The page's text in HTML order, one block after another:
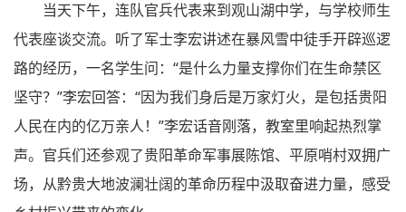
当天下午，连队官兵代表来到观山湖中学，与学校师生
代表座谈交流。听了军士李宏讲述在暴风雪中徒手开辟巡逻
路的经历，一名学生问：“是什么力量支撑你们在生命禁区
坚守？”李宏回答：“因为我们身后是万家灯火，是包括贵阳
人民在内的亿万亲人！”李宏话音刚落，教室里响起热烈掌
声。官兵们还参观了贵阳革命军事展陈馆、平原哨村双拥广
场，从黔贵大地波澜壮阔的革命历程中汲取奋进力量，感受